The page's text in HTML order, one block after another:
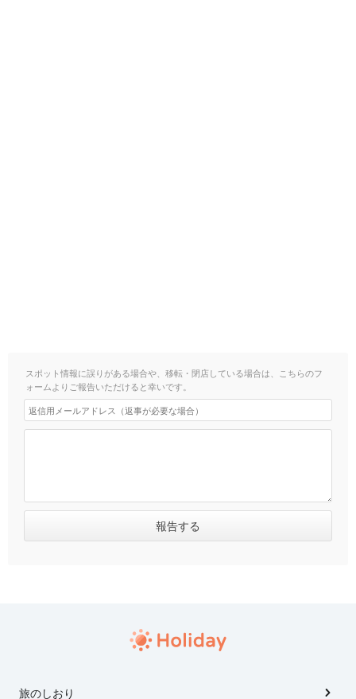
スポット情報に誤りがある場合や、移転・閉店している場合は、こちらのフ
ォームよりご報告いただけると幸いです。
旅のしおり